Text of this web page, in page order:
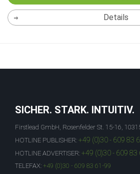
Details
SICHER. STARK. INTUITIV.
Firstlead GmbH, Rosenfelder St. 15-16,
HOTLINE PUBLISHER: +49 (0)30 - 609 83
HOTLINE ADVERTISER: +49 (0)30 - 609 83
TELEFAX: +49 (0)30 - 609 83 61-99